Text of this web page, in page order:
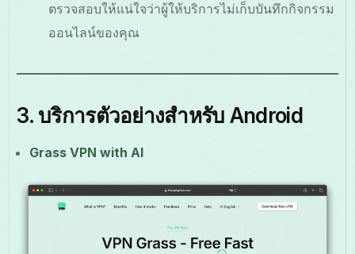
ตรวจสอบให้แน่ใจว่าผู้ให้บริการไม่เก็บบันทึกกิจกรรม
ออนไลน์ของคุณ
3. บริการตัวอย่างสำหรับ Android
Grass VPN with AI